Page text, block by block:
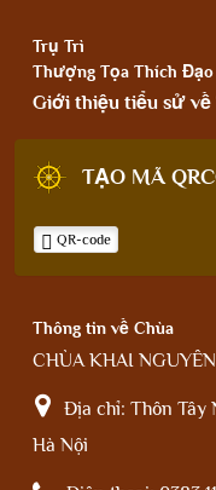
Trụ Trì
Thượng Tọa Thích
Giới thiệu tiểu sử
TẠO MÃ
QR-code
Thông tin về Chùa
CHÙA KHAI NGUYÊN
Địa chỉ: Thôn Tây
Hà Nội